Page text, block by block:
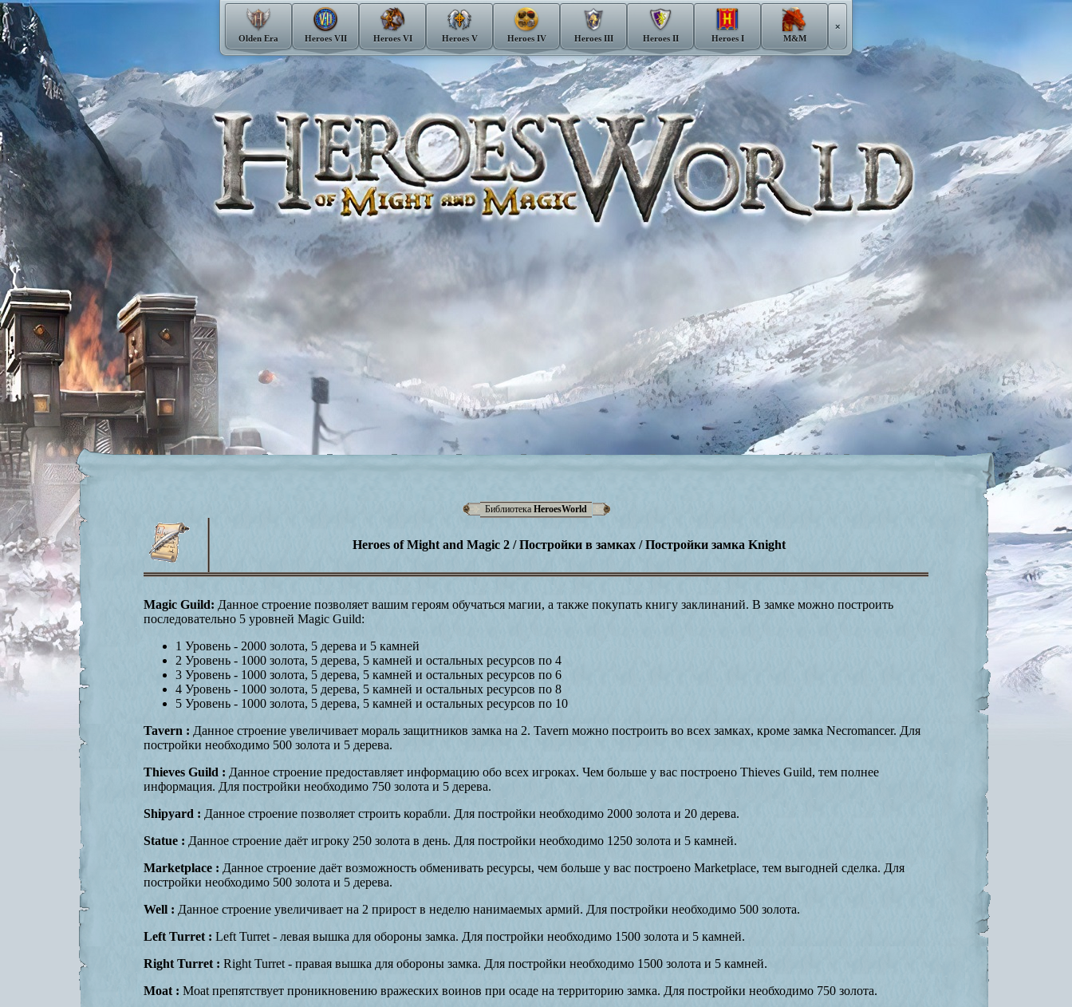
Olden Era Heroes VII Heroes VI Heroes V Heroes IV Heroes III Heroes II Heroes I M&M
×
Библиотека HeroesWorld
Heroes of Might and Magic 2 / Постройки в замках / Постройки замка Knight
Magic Guild: Данное строение позволяет вашим героям обучаться магии, а также покупать книгу заклинаний. В замке можно построить
последовательно 5 уровней Magic Guild:
1 Уровень - 2000 золота, 5 дерева и 5 камней
2 Уровень - 1000 золота, 5 дерева, 5 камней и остальных ресурсов по 4
3 Уровень - 1000 золота, 5 дерева, 5 камней и остальных ресурсов по 6
4 Уровень - 1000 золота, 5 дерева, 5 камней и остальных ресурсов по 8
5 Уровень - 1000 золота, 5 дерева, 5 камней и остальных ресурсов по 10
Tavern : Данное строение увеличивает мораль защитников замка на 2. Tavern можно построить во всех замках, кроме замка Necromancer. Для
постройки необходимо 500 золота и 5 дерева.
Thieves Guild : Данное строение предоставляет информацию обо всех игроках. Чем больше у вас построено Thieves Guild, тем полнее
информация. Для постройки необходимо 750 золота и 5 дерева.
Shipyard : Данное строение позволяет строить корабли. Для постройки необходимо 2000 золота и 20 дерева.
Statue : Данное строение даёт игроку 250 золота в день. Для постройки необходимо 1250 золота и 5 камней.
Marketplace : Данное строение даёт возможность обменивать ресурсы, чем больше у вас построено Marketplace, тем выгодней сделка. Для
постройки необходимо 500 золота и 5 дерева.
Well : Данное строение увеличивает на 2 прирост в неделю нанимаемых армий. Для постройки необходимо 500 золота.
Left Turret : Left Turret - левая вышка для обороны замка. Для постройки необходимо 1500 золота и 5 камней.
Right Turret : Right Turret - правая вышка для обороны замка. Для постройки необходимо 1500 золота и 5 камней.
Moat : Moat препятствует проникновению вражеских воинов при осаде на территорию замка. Для постройки необходимо 750 золота.